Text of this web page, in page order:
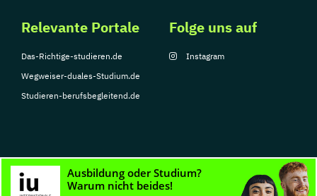
Relevante Portale
Das-Richtige-studieren.de
Wegweiser-duales-Studium.de
Studieren-berufsbegleitend.de
Folge uns auf
Instagram
© Copyright 2026, TarGroup Media GmbH